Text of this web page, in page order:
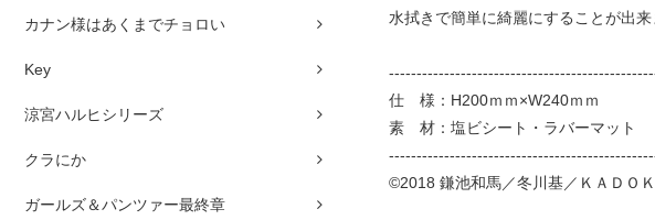
カナン様はあくまでチョロい
Key
涼宮ハルヒシリーズ
クラにか
ガールズ＆パンツァー最終章
水拭きで簡単に綺麗にすることが出来
仕 様：H200ｍｍ×W240ｍｍ
素 材：塩ビシート・ラバーマット
©2018 鎌池和馬／冬川基／ＫＡＤＯ